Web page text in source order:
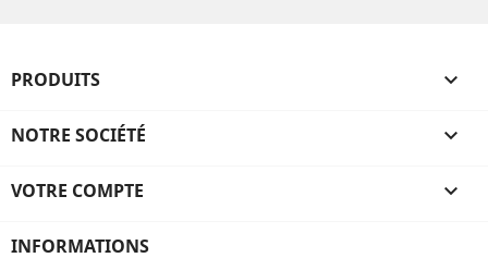
PRODUITS 
NOTRE SOCIÉTÉ 
VOTRE COMPTE 
INFORMATIONS